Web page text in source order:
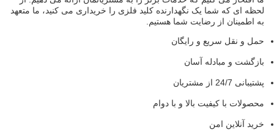
لحظه ای که شما یک نگهدارنده کلید فلزی را خریداری می کنید، ما متعهد
به اطمینان از رضایت شما هستیم.
حمل و نقل سریع و رایگان
بازگشت و مبادله آسان
پشتیبانی 24/7 از مشتریان
محصولات با کیفیت بالا و با دوام
خرید آنلاین امن